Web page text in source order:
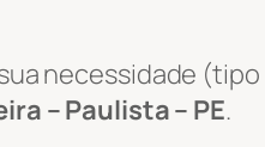
necessidade
– Paulista – PE.